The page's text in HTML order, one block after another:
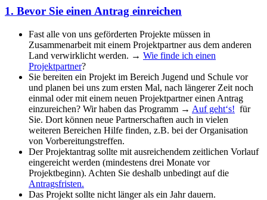
1. Bevor Sie einen Antrag einreichen
Fast alle von uns geförderten Projekte müssen in
Zusammenarbeit mit einem Projektpartner aus dem anderen
Land verwirklicht werden. → Wie finde ich einen
Projektpartner?
Sie bereiten ein Projekt im Bereich Jugend und Schule vor
und planen bei uns zum ersten Mal, nach längerer Zeit noch
einmal oder mit einem neuen Projektpartner einen Antrag
einzureichen? Wir haben das Programm → Auf geht‘s! für
Sie. Dort können neue Partnerschaften auch in vielen
weiteren Bereichen Hilfe finden, z.B. bei der Organisation
von Vorbereitungstreffen.
Der Projektantrag sollte mit ausreichendem zeitlichen Vorlauf
eingereicht werden (mindestens drei Monate vor
Projektbeginn). Achten Sie deshalb unbedingt auf die
Antragsfristen.
Das Projekt sollte nicht länger als ein Jahr dauern.